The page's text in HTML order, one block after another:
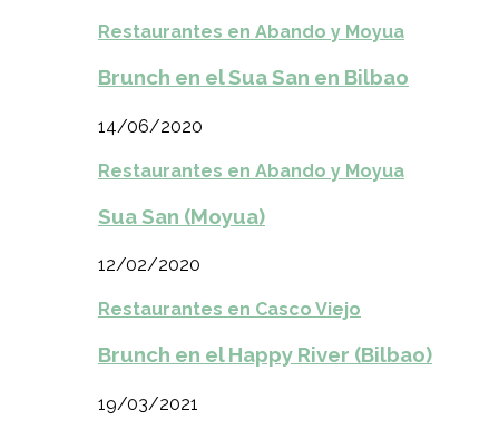
Restaurantes en Abando y Moyua
Brunch en el Sua San en Bilbao
14/06/2020
Restaurantes en Abando y Moyua
Sua San (Moyua)
12/02/2020
Restaurantes en Casco Viejo
Brunch en el Happy River (Bilbao)
19/03/2021